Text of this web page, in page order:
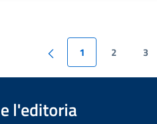
1 2 3
l'editoria